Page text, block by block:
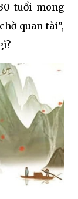
tuổi mong
quan tài”,